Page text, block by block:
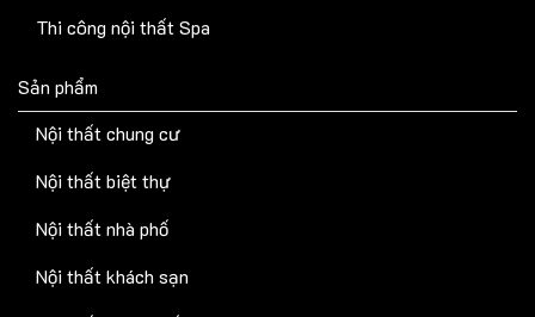
Thi công nội thất Spa
Sản phẩm
Nội thất chung cư
Nội thất biệt thự
Nội thất nhà phố
Nội thất khách sạn